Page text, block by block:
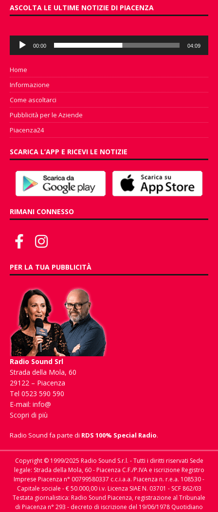
ASCOLTA LE ULTIME NOTIZIE DI PIACENZA
Audio
Player
00:00 04:09
Home
Informazione
Come ascoltarci
Pubblicità per le Aziende
Piacenza24
SCARICA L’APP E RICEVI LE NOTIZIE
RIMANI CONNESSO
PER LA TUA PUBBLICITÀ
Radio Sound Srl
Strada della Mola, 60
29122 – Piacenza
Tel 0523 590 590
E-mail: info@
Scopri di più
Radio Sound fa parte di RDS 100% Special Radio.
Copyright © 1999/2025 Radio Sound S.r.l. - Tutti i diritti riservati Sede
legale: Strada della Mola, 60 - Piacenza C.F./P.IVA e iscrizione Registro
Imprese Piacenza n° 00799580337 c.c.i.a.a. Piacenza n. r.e.a. 108530 -
Capitale sociale - € 50.000,00 i.v. Licenza SIAE N. 03701 - SCF 862/03
Testata giornalistica: Radio Sound Piacenza, registrazione al Tribunale
di Piacenza n° 293 - decreto di iscrizione del 19/06/1978 Quotidiano